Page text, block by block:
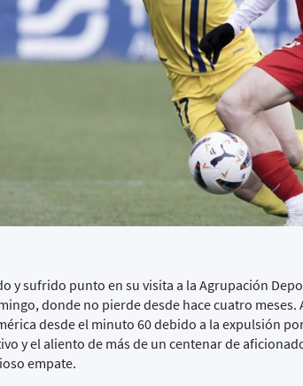
y sufrido punto en su visita a la Agrupación
donde no pierde desde hace cuatro meses.
desde el minuto 60 debido a la expulsión
y el aliento de más de un centenar de
empate.